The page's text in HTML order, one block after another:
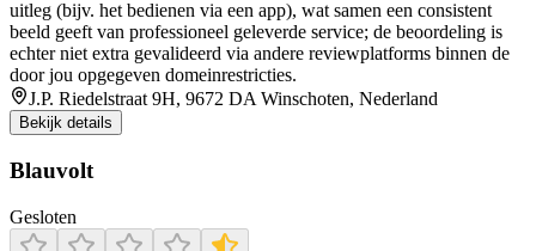
uitleg (bijv. het bedienen via een app), wat samen een consistent
beeld geeft van professioneel geleverde service; de beoordeling is
echter niet extra gevalideerd via andere reviewplatforms binnen de
door jou opgegeven domeinrestricties.
J.P. Riedelstraat 9H, 9672 DA Winschoten, Nederland
Bekijk details
Blauvolt
Gesloten